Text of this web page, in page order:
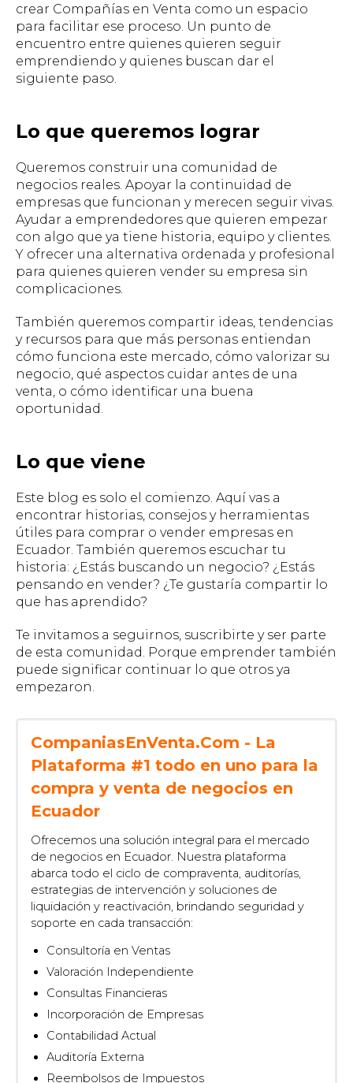
crear Compañías en Venta como un espacio
para facilitar ese proceso. Un punto de
encuentro entre quienes quieren seguir
emprendiendo y quienes buscan dar el
siguiente paso.
Lo que queremos lograr
Queremos construir una comunidad de
negocios reales. Apoyar la continuidad de
empresas que funcionan y merecen seguir vivas.
Ayudar a emprendedores que quieren empezar
con algo que ya tiene historia, equipo y clientes.
Y ofrecer una alternativa ordenada y profesional
para quienes quieren vender su empresa sin
complicaciones.
También queremos compartir ideas, tendencias
y recursos para que más personas entiendan
cómo funciona este mercado, cómo valorizar su
negocio, qué aspectos cuidar antes de una
venta, o cómo identificar una buena
oportunidad.
Lo que viene
Este blog es solo el comienzo. Aquí vas a
encontrar historias, consejos y herramientas
útiles para comprar o vender empresas en
Ecuador. También queremos escuchar tu
historia: ¿Estás buscando un negocio? ¿Estás
pensando en vender? ¿Te gustaría compartir lo
que has aprendido?
Te invitamos a seguirnos, suscribirte y ser parte
de esta comunidad. Porque emprender también
puede significar continuar lo que otros ya
empezaron.
CompaniasEnVenta.Com - La
Plataforma #1 todo en uno para la
compra y venta de negocios en
Ecuador
Ofrecemos una solución integral para el mercado
de negocios en Ecuador. Nuestra plataforma
abarca todo el ciclo de compraventa, auditorías,
estrategias de intervención y soluciones de
liquidación y reactivación, brindando seguridad y
soporte en cada transacción:
Consultoría en Ventas
Valoración Independiente
Consultas Financieras
Incorporación de Empresas
Contabilidad Actual
Auditoría Externa
Reembolsos de Impuestos